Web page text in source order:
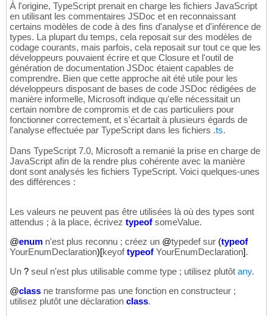
À l'origine, TypeScript prenait en charge les fichiers JavaScript
en utilisant les commentaires JSDoc et en reconnaissant
certains modèles de code à des fins d'analyse et d'inférence de
types. La plupart du temps, cela reposait sur des modèles de
codage courants, mais parfois, cela reposait sur tout ce que les
développeurs pouvaient écrire et que Closure et l'outil de
génération de documentation JSDoc étaient capables de
comprendre. Bien que cette approche ait été utile pour les
développeurs disposant de bases de code JSDoc rédigées de
manière informelle, Microsoft indique qu'elle nécessitait un
certain nombre de compromis et de cas particuliers pour
fonctionner correctement, et s'écartait à plusieurs égards de
l'analyse effectuée par TypeScript dans les fichiers .ts.
Dans TypeScript 7.0, Microsoft a remanié la prise en charge de
JavaScript afin de la rendre plus cohérente avec la manière
dont sont analysés les fichiers TypeScript. Voici quelques-unes
des différences :
Les valeurs ne peuvent pas être utilisées là où des types sont
attendus ; à la place, écrivez typeof someValue.
@enum n'est plus reconnu ; créez un @typedef sur (typeof
YourEnumDeclaration)[keyoftypeof YourEnumDeclaration].
Un ? seul n'est plus utilisable comme type ; utilisez plutôt any.
@class ne transforme pas une fonction en constructeur ;
utilisez plutôt une déclaration class.